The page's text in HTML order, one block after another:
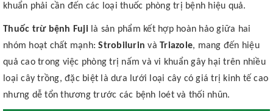
khuẩn phải cần đến các loại thuốc phòng trị bệnh hiệu quả.
Thuốc trừ bệnh Fujilà sản phẩm kết hợp hoàn hảo giữa hai
nhóm hoạt chất mạnh:Strobilurin và Triazole, mang đến hiệu
quả cao trong việc phòng trị nấm và vi khuẩn gây hại trên nhiều
loại cây trồng, đặc biệt là dưa lưới loại cây có giá trị kinh tế cao
nhưng dễ tổn thương trước các bệnh loét và thối nhũn.